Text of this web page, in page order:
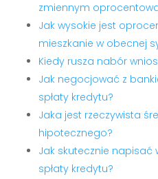
zmiennym
Jak wysokie jest
mieszkanie w obecnej
Kiedy rusza nabór
Jak negocjować z
spłaty kredytu?
Jaka jest rzeczywista
hipotecznego?
Jak skutecznie napisać
spłaty kredytu?